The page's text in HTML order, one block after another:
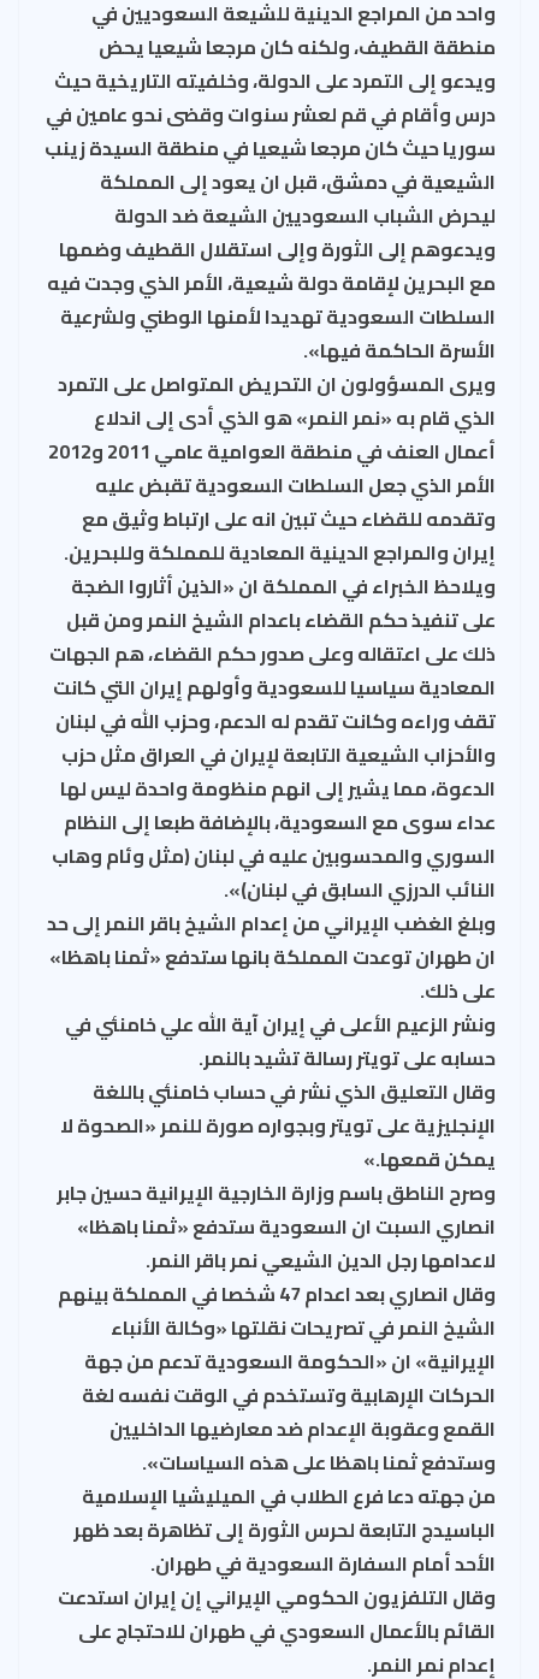
واحد من المراجع الدينية للشيعة السعوديين في
منطقة القطيف، ولكنه كان مرجعا شيعيا يحض
ويدعو إلى التمرد على الدولة، وخلفيته التاريخية حيث
درس وأقام في قم لعشر سنوات وقضى نحو عامين في
سوريا حيث كان مرجعا شيعيا في منطقة السيدة زينب
الشيعية في دمشق، قبل ان يعود إلى المملكة
ليحرض الشباب السعوديين الشيعة ضد الدولة
ويدعوهم إلى الثورة وإلى استقلال القطيف وضمها
مع البحرين لإقامة دولة شيعية، الأمر الذي وجدت فيه
السلطات السعودية تهديدا لأمنها الوطني ولشرعية
الأسرة الحاكمة فيها».
ويرى المسؤولون ان التحريض المتواصل على التمرد
الذي قام به «نمر النمر» هو الذي أدى إلى اندلاع
أعمال العنف في منطقة العوامية عامي 2011 و2012
الأمر الذي جعل السلطات السعودية تقبض عليه
وتقدمه للقضاء حيث تبين انه على ارتباط وثيق مع
إيران والمراجع الدينية المعادية للمملكة وللبحرين.
ويلاحظ الخبراء في المملكة ان «الذين أثاروا الضجة
على تنفيذ حكم القضاء باعدام الشيخ النمر ومن قبل
ذلك على اعتقاله وعلى صدور حكم القضاء، هم الجهات
المعادية سياسيا للسعودية وأولهم إيران التي كانت
تقف وراءه وكانت تقدم له الدعم، وحزب الله في لبنان
والأحزاب الشيعية التابعة لإيران في العراق مثل حزب
الدعوة، مما يشير إلى انهم منظومة واحدة ليس لها
عداء سوى مع السعودية، بالإضافة طبعا إلى النظام
السوري والمحسوبين عليه في لبنان (مثل وئام وهاب
النائب الدرزي السابق في لبنان)».
وبلغ الغضب الإيراني من إعدام الشيخ باقر النمر إلى حد
ان طهران توعدت المملكة بانها ستدفع «ثمنا باهظا»
على ذلك.
ونشر الزعيم الأعلى في إيران آية الله علي خامنئي في
حسابه على تويتر رسالة تشيد بالنمر.
وقال التعليق الذي نشر في حساب خامنئي باللغة
الإنجليزية على تويتر وبجواره صورة للنمر «الصحوة لا
يمكن قمعها.»
وصرح الناطق باسم وزارة الخارجية الإيرانية حسين جابر
انصاري السبت ان السعودية ستدفع «ثمنا باهظا»
لاعدامها رجل الدين الشيعي نمر باقر النمر.
وقال انصاري بعد اعدام 47 شخصا في المملكة بينهم
الشيخ النمر في تصريحات نقلتها «وكالة الأنباء
الإيرانية» ان «الحكومة السعودية تدعم من جهة
الحركات الإرهابية وتستخدم في الوقت نفسه لغة
القمع وعقوبة الإعدام ضد معارضيها الداخليين
وستدفع ثمنا باهظا على هذه السياسات».
من جهته دعا فرع الطلاب في الميليشيا الإسلامية
الباسيدج التابعة لحرس الثورة إلى تظاهرة بعد ظهر
الأحد أمام السفارة السعودية في طهران.
وقال التلفزيون الحكومي الإيراني إن إيران استدعت
القائم بالأعمال السعودي في طهران للاحتجاج على
إعدام نمر النمر.